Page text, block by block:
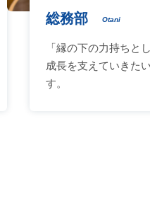
総務部 Otani
「縁の下の力持ち
成長を支えていきた
す。